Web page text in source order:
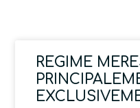
REGIME